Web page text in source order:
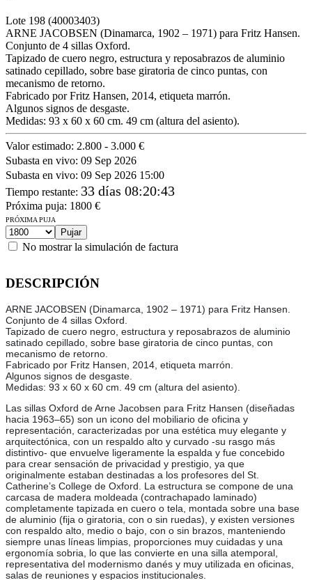
Lote 198 (40003403)
ARNE JACOBSEN (Dinamarca, 1902 – 1971) para Fritz Hansen.
Conjunto de 4 sillas Oxford.
Tapizado de cuero negro, estructura y reposabrazos de aluminio
satinado cepillado, sobre base giratoria de cinco puntas, con
mecanismo de retorno.
Fabricado por Fritz Hansen, 2014, etiqueta marrón.
Algunos signos de desgaste.
Medidas: 93 x 60 x 60 cm. 49 cm (altura del asiento).
Valor estimado: 2.800 - 3.000 €
Subasta en vivo: 09 Sep 2026
Subasta en vivo: 09 Sep 2026 15:00
Tiempo restante: 33 días 08:20:43
Próxima puja: 1800 €
PRÓXIMA PUJA
No mostrar la simulación de factura
DESCRIPCIÓN
ARNE JACOBSEN (Dinamarca, 1902 – 1971) para Fritz Hansen.
Conjunto de 4 sillas Oxford.
Tapizado de cuero negro, estructura y reposabrazos de aluminio
satinado cepillado, sobre base giratoria de cinco puntas, con
mecanismo de retorno.
Fabricado por Fritz Hansen, 2014, etiqueta marrón.
Algunos signos de desgaste.
Medidas: 93 x 60 x 60 cm. 49 cm (altura del asiento).
Las sillas Oxford de Arne Jacobsen para Fritz Hansen (diseñadas
hacia 1963–65) son un icono del mobiliario de oficina y
representación, caracterizadas por una estética muy elegante y
arquitectónica, con un respaldo alto y curvado -su rasgo más
distintivo- que envuelve ligeramente la espalda y fue concebido
para crear sensación de privacidad y prestigio, ya que
originalmente estaban destinadas a los profesores del St.
Catherine’s College de Oxford. La estructura se compone de una
carcasa de madera moldeada (contrachapado laminado)
completamente tapizada en cuero o tela, montada sobre una base
de aluminio (fija o giratoria, con o sin ruedas), y existen versiones
con respaldo alto, medio o bajo, con o sin brazos, manteniendo
siempre unas líneas limpias, proporciones muy cuidadas y una
ergonomía sobria, lo que las convierte en una silla atemporal,
representativa del modernismo danés y muy utilizada en oficinas,
salas de reuniones y espacios institucionales.